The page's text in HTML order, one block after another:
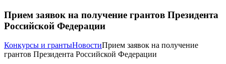
Прием заявок на получение грантов Президента
Российской Федерации
Конкурсы и грантыНовостиПрием заявок на получение
грантов Президента Российской Федерации